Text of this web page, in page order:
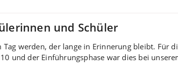
und Schüler
werden, der lange in Erinnerung bleibt. Für
und der Einführungsphase war dies bei